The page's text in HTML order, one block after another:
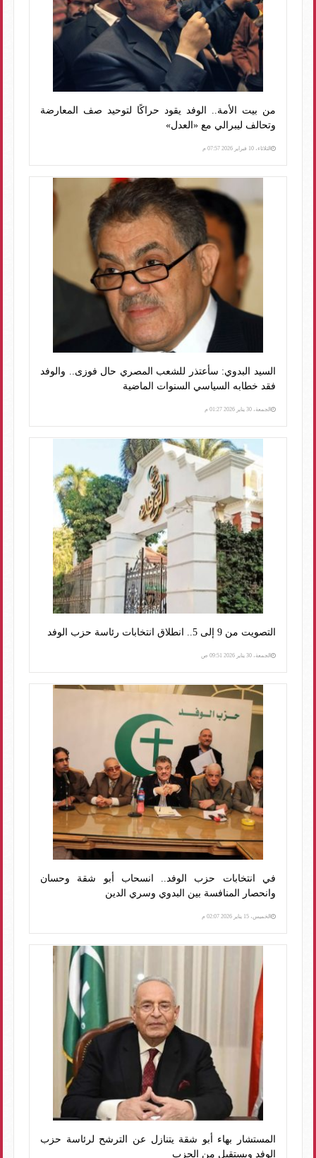
من بيت الأمة.. الوفد يقود حراكًا لتوحيد صف المعارضة
وتحالف ليبرالي مع «العدل»
الثلاثاء، 10 فبراير 2026 07:57 م
السيد البدوي: سأعتذر للشعب المصري حال فوزى.. والوفد
فقد خطابه السياسي السنوات الماضية
الجمعة، 30 يناير 2026 01:27 م
التصويت من 9 إلى 5.. انطلاق انتخابات رئاسة حزب الوفد
الجمعة، 30 يناير 2026 09:51 ص
في انتخابات حزب الوفد.. انسحاب أبو شقة وحسان
وانحصار المنافسة بين البدوي وسري الدين
الخميس، 15 يناير 2026 02:07 م
المستشار بهاء أبو شقة يتنازل عن الترشح لرئاسة حزب
الوفد ويستقيل من الحزب